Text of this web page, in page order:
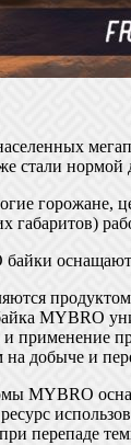
стали
горожане,
габаритов)
MYBRO
применение
добыче и
MYBRO
перепаде